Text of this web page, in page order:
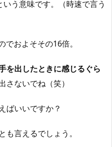
う意味です。（時速で言う
およそその16倍。
を出したときに感じるぐら
さないでね（笑）
ばいいですか？
言えるでしょう。